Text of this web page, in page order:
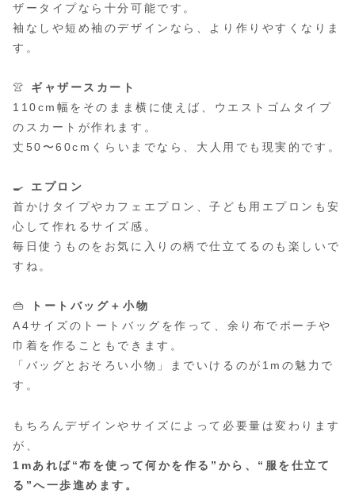
ザータイプなら十分可能です。
袖なしや短め袖のデザインなら、より作りやすくなりま
す。
👚 ギャザースカート
110cm幅をそのまま横に使えば、ウエストゴムタイプ
のスカートが作れます。
丈50〜60cmくらいまでなら、大人用でも現実的です。
🍳 エプロン
首かけタイプやカフェエプロン、子ども用エプロンも安
心して作れるサイズ感。
毎日使うものをお気に入りの柄で仕立てるのも楽しいで
すね。
👜
トートバッグ＋小物
A4サイズのトートバッグを作って、余り布でポーチや
巾着を作ることもできます。
「バッグとおそろい小物」までいけるのが1mの魅力で
す。
もちろんデザインやサイズによって必要量は変わります
が、
1mあれば“布を使って何かを作る”から、“服を仕立て
る”へ一歩進めます。